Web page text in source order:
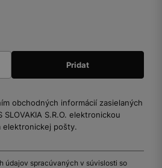
obchodných informácií zasielaných
S.R.O. elektronickou
pošty.
údajov spracúvaných v súvislosti so